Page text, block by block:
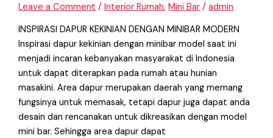
Leave a Comment /Interior Rumah,Mini Bar /admin
INSPIRASI DAPUR KEKINIAN DENGAN MINIBAR MODERN
Inspirasi dapur kekinian dengan minibar model saat ini
menjadi incaran kebanyakan masyarakat di Indonesia
untuk dapat diterapkan pada rumah atau hunian
masakini. Area dapur merupakan daerah yang memang
fungsinya untuk memasak, tetapi dapur juga dapat anda
desain dan rencanakan untuk dikreasikan dengan model
mini bar. Sehingga area dapur dapat